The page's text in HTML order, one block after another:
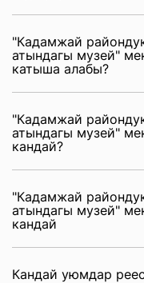
"Кадамжай
атындагы музей"
катыша алабы?
"Кадамжай
атындагы музей"
кандай?
"Кадамжай
атындагы музей"
кандай
Кандай уюмдар